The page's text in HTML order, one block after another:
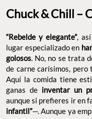
Chuck & Chill –
“Rebelde y elegante”,
lugar especializado en
golosos. No, no se trata
de carne carísimos, pero
Aquí la comida tiene
ganas de inventar un
aunque si prefieres ir en
infantil”—. Aunque ya